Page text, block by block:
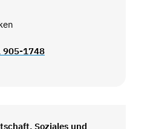
905-1748
Soziales und